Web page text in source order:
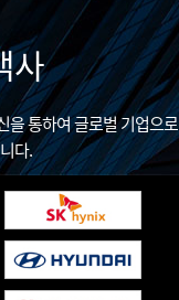
사
을 통하여 글로벌 기업으로
다.